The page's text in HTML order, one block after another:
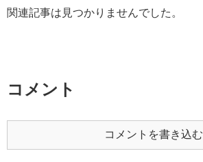
関連記事は見つかりませんでした。
コメント
コメントを書き込む